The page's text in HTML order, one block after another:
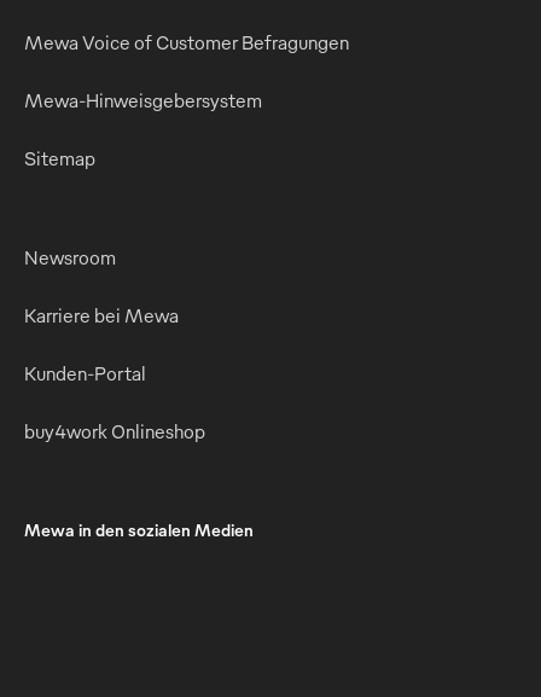
Mewa Voice of Customer Befragungen
Mewa-Hinweisgebersystem
Sitemap
Newsroom
Karriere bei Mewa
Kunden-Portal
buy4work Onlineshop
Mewa in den sozialen Medien